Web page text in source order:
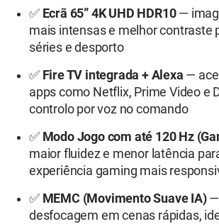
✅ Ecrã 65” 4K UHD HDR10—
mais intensas e melhor contraste
séries e desporto
✅ Fire TV integrada + Alexa —
apps como Netflix, Prime Video e
controlo por voz no comando
✅ Modo Jogo com até 120 Hz
maior fluidez e menor latência
experiência gaming mais
✅ MEMC (Movimento Suave IA)—
desfocagem em cenas rápidas,